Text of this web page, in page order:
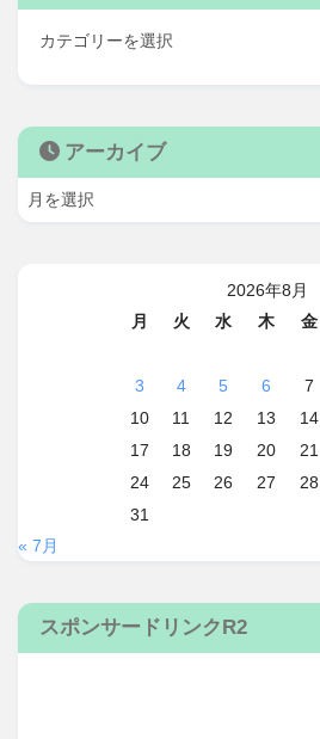
アーカイブ
2026年8月
月
火 水 木 金
3
4 5 6 7
10
11 12 13 14
17
18 19 20 21
24
25 26 27 28
31
« 7月
スポンサードリンクR2